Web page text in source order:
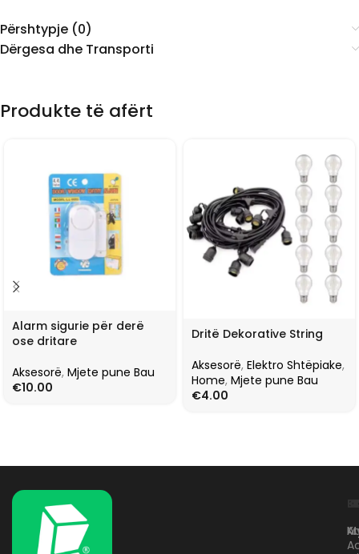
Përshtypje (0)
Dërgesa dhe Transporti
Produkte të afërt
Alarm sigurie për derë
ose dritare
Aksesorë, Mjete pune Bau
€10.00
Dritë Dekorative String
Aksesorë, Elektro Shtëpiake,
Home, Mjete pune Bau
€4.00